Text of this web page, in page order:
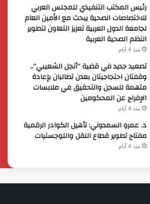
رئيس المكتب التنفيذي للمجلس العربي
للاختصاصات الصحية يبحث مع الأمين العام
لجامعة الدول العربية تعزيز التعاون لتطوير
النظم الصحية العربية
منذ 4 أيام
تصعيد جديد في قضية “أنجل الشعيبي”..
وقفتان احتجاجيتان بعدن تطالبان بإعادة
متهمة للسجن والتحقيق في ملابسات
الإفراج عن المحكومين
منذ 4 أيام
د. عمرو السمدوني: تأهيل الكوادر الرقمية
مفتاح تطوير قطاع النقل واللوجستيات
منذ 4 أيام